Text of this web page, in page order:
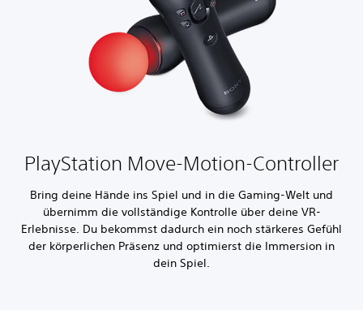
PlayStation Move-Motion-Controller
Bring deine Hände ins Spiel und in die Gaming-Welt und
übernimm die vollständige Kontrolle über deine VR-
Erlebnisse. Du bekommst dadurch ein noch stärkeres Gefühl
der körperlichen Präsenz und optimierst die Immersion in
dein Spiel.